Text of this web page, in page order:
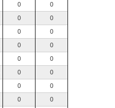
0
0
0
0
0
0
0
0
0
0
0
0
0
0
0
0